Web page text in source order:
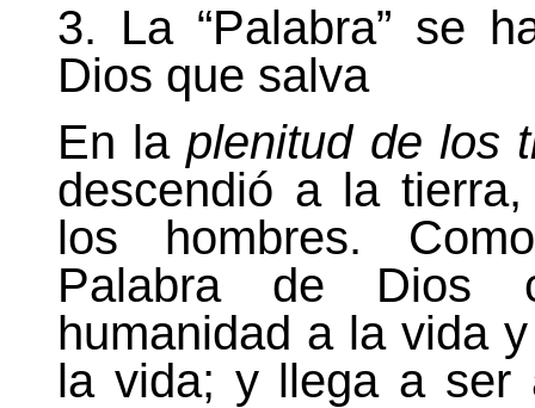
3. La “Palabra” se
Dios que salva
En laplenitud de los
descendió a la
los hombres.
Palabrade Dios
humanidad a la vida
la vida; y llega a ser